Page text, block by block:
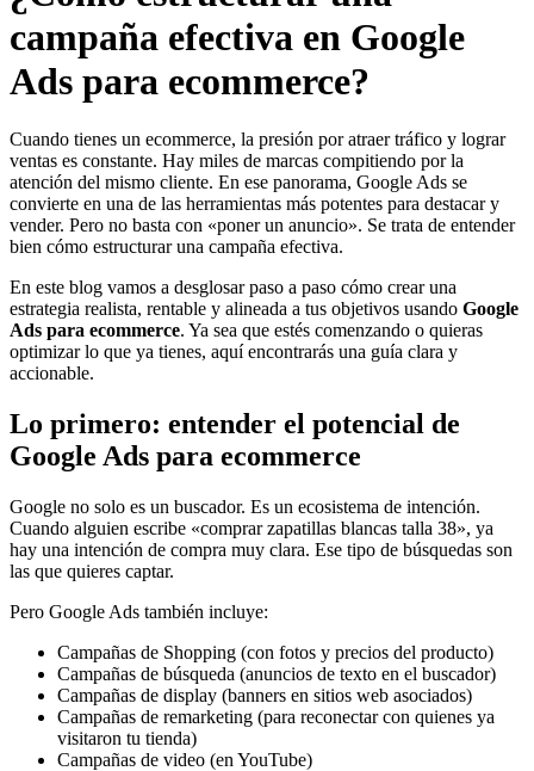
campaña efectiva en Google
Ads para ecommerce?
Cuando tienes un ecommerce, la presión por atraer tráfico y lograr
ventas es constante. Hay miles de marcas compitiendo por la
atención del mismo cliente. En ese panorama, Google Ads se
convierte en una de las herramientas más potentes para destacar y
vender. Pero no basta con «poner un anuncio». Se trata de entender
bien cómo estructurar una campaña efectiva.
En este blog vamos a desglosar paso a paso cómo crear una
estrategia realista, rentable y alineada a tus objetivos usando Google
Ads para ecommerce. Ya sea que estés comenzando o quieras
optimizar lo que ya tienes, aquí encontrarás una guía clara y
accionable.
Lo primero: entender el potencial de
Google Ads para ecommerce
Google no solo es un buscador. Es un ecosistema de intención.
Cuando alguien escribe «comprar zapatillas blancas talla 38», ya
hay una intención de compra muy clara. Ese tipo de búsquedas son
las que quieres captar.
Pero Google Ads también incluye:
Campañas de Shopping (con fotos y precios del producto)
Campañas de búsqueda (anuncios de texto en el buscador)
Campañas de display (banners en sitios web asociados)
Campañas de remarketing (para reconectar con quienes ya
visitaron tu tienda)
Campañas de video (en YouTube)